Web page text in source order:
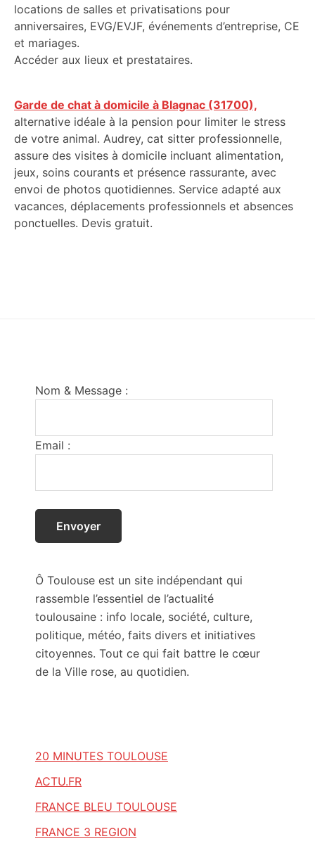
locations de salles et privatisations pour
anniversaires, EVG/EVJF, événements d’entreprise, CE
et mariages.
Accéder aux lieux et prestataires.
Garde de chat à domicile à Blagnac (31700),
alternative idéale à la pension pour limiter le stress
de votre animal. Audrey, cat sitter professionnelle,
assure des visites à domicile incluant alimentation,
jeux, soins courants et présence rassurante, avec
envoi de photos quotidiennes. Service adapté aux
vacances, déplacements professionnels et absences
ponctuelles. Devis gratuit.
Nom & Message :
Email :
Ô Toulouse est un site indépendant qui
rassemble l’essentiel de l’actualité
toulousaine : info locale, société, culture,
politique, météo, faits divers et initiatives
citoyennes. Tout ce qui fait battre le cœur
de la Ville rose, au quotidien.
20 MINUTES TOULOUSE
ACTU.FR
FRANCE BLEU TOULOUSE
FRANCE 3 REGION